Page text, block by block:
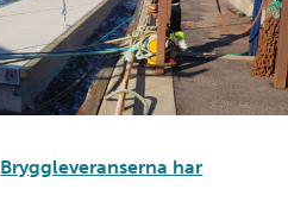
Bryggleveranserna har